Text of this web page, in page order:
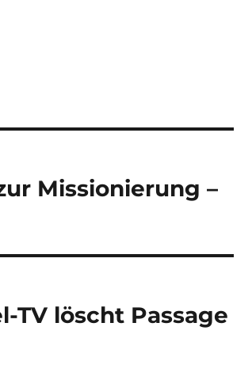
Missionierung –
TV löscht Passage